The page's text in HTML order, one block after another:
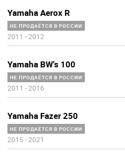
Yamaha Aerox R
НЕ ПРОДАЁТСЯ В РОССИИ
2011 -2012
Yamaha BW's 100
НЕ ПРОДАЁТСЯ В РОССИИ
2011 -2016
Yamaha Fazer 250
НЕ ПРОДАЁТСЯ В РОССИИ
2015 -2021